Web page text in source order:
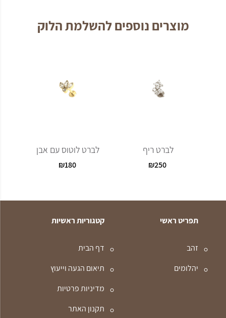
מוצרים נוספים להשלמת הלוק
לברט ריף
250
₪
לברט לוטוס עם אבן
180
₪
תפריט ראשי
זהב
יהלומים
קטגוריות ראשיות
דף הבית
תיאום הגעה וייעוץ
מדיניות פרטיות
תקנון האתר